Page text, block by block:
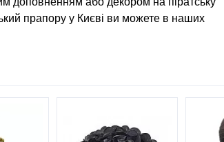
прапору у Києві ви можете в наших